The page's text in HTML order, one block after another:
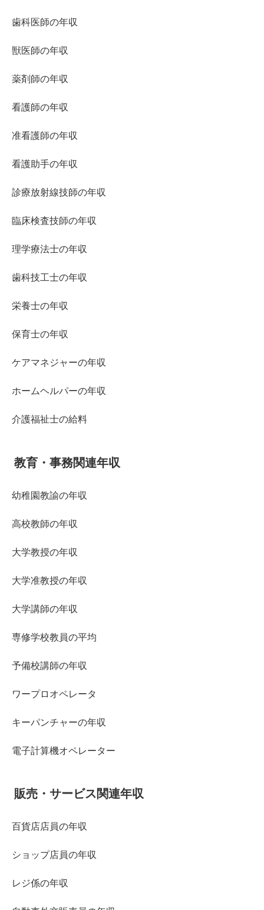
歯科医師の年収
獣医師の年収
薬剤師の年収
看護師の年収
准看護師の年収
看護助手の年収
診療放射線技師の年収
臨床検査技師の年収
理学療法士の年収
歯科技工士の年収
栄養士の年収
保育士の年収
ケアマネジャーの年収
ホームヘルパーの年収
介護福祉士の給料
教育・事務関連年収
幼稚園教諭の年収
高校教師の年収
大学教授の年収
大学准教授の年収
大学講師の年収
専修学校教員の平均
予備校講師の年収
ワープロオペレータ
キーパンチャーの年収
電子計算機オペレーター
販売・サービス関連年収
百貨店店員の年収
ショップ店員の年収
レジ係の年収